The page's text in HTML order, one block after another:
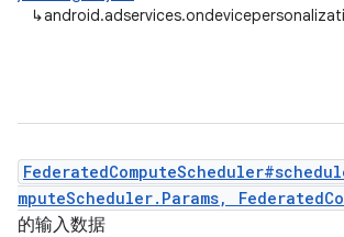
↳
mputeScheduler.Params,
的输入数据